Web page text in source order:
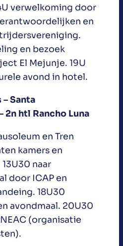
verwelkoming door
en
en bezoek
El Mejunje. 19U
avond in hotel.
Santa
2n htl Rancho Luna
en Tren
kamers en
naar
door ICAP en
18U30
avondmaal. 20U30
(organisatie